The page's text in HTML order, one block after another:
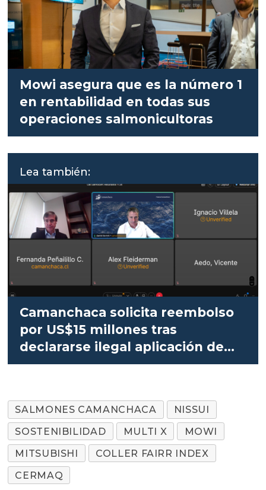
Mowi asegura que es la número 1
en rentabilidad en todas sus
operaciones salmonicultoras
Lea también:
Camanchaca solicita reembolso
por US$15 millones tras
declararse ilegal aplicación de
aranceles
SALMONES CAMANCHACA
NISSUI
SOSTENIBILIDAD
MULTI X
MOWI
MITSUBISHI
COLLER FAIRR INDEX
CERMAQ